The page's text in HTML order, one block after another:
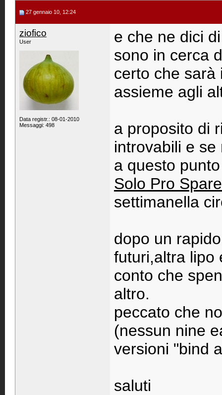
27 gennaio 10, 12:24
ziofico
User
Data registr.: 08-01-2010
Messaggi: 498
e che ne dici
sono in cerca
certo che sarà
assieme agli
a proposito di
introvabili e
a questo
Solo Pro
settimanella
dopo un
futuri,altra lipo
conto che
altro.
peccato che
(nessun nine
versioni "bind
saluti